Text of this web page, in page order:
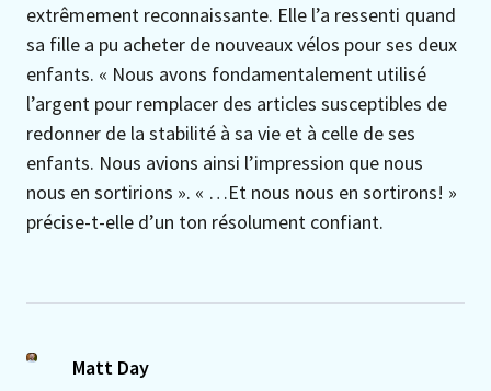
extrêmement reconnaissante. Elle l’a ressenti quand
sa fille a pu acheter de nouveaux vélos pour ses deux
enfants. « Nous avons fondamentalement utilisé
l’argent pour remplacer des articles susceptibles de
redonner de la stabilité à sa vie et à celle de ses
enfants. Nous avions ainsi l’impression que nous
nous en sortirions ». « …Et nous nous en sortirons! »
précise-t-elle d’un ton résolument confiant.
Matt Day